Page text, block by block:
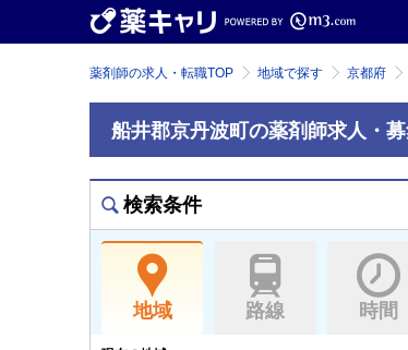
薬剤師の求人・転職TOP 地域で探す 京都府
船井郡京丹波町の薬剤師求人・
検索条件
地域 路線 時間